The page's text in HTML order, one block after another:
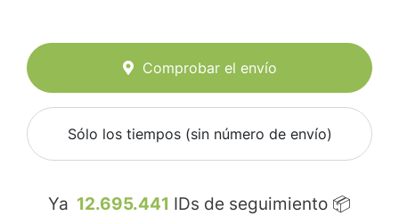
Comprobar el envío
Sólo los tiempos (sin número de envío)
Ya 12.695.441 IDs de seguimiento 📦